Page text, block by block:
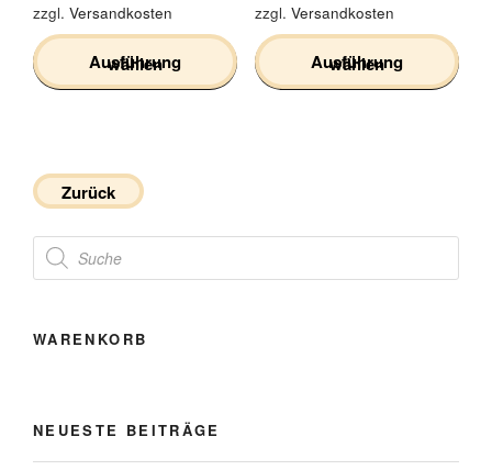
zzgl. Versandkosten
Ausführung wählen
mehrere
Varianten
auf.
Die
auf
gewählt
zzgl. Versandkosten
Ausführung wählen
auf.
Zurück
Products
search
WARENKORB
NEUESTE BEITRÄGE